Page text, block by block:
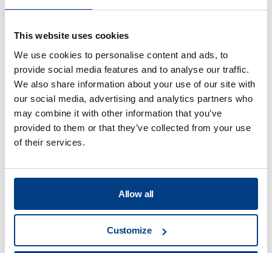
This website uses cookies
We use cookies to personalise content and ads, to
provide social media features and to analyse our traffic.
We also share information about your use of our site with
our social media, advertising and analytics partners who
may combine it with other information that you’ve
provided to them or that they’ve collected from your use
of their services.
Allow all
Customize
Proveedores de
servicios